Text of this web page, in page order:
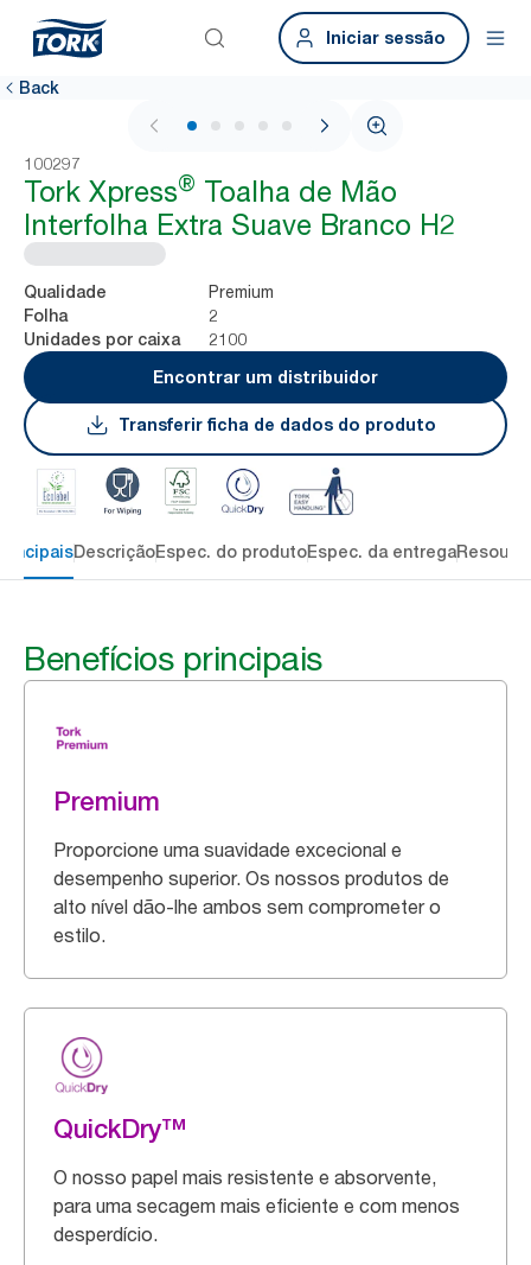
Iniciar sessão
Back
1 / 7
100297
Tork Xpress® Toalha de Mão
Interfolha Extra Suave Branco H2
Qualidade Premium
Folha 2
Unidades por caixa
2100
Encontrar um distribuidor
Transferir ficha de dados do produto
DescriçãoEspec. do produtoEspec. da entrega
Benefícios principais
Premium
Proporcione uma suavidade excecional e
desempenho superior. Os nossos produtos de
alto nível dão-lhe ambos sem comprometer o
estilo.
QuickDry™
O nosso papel mais resistente e absorvente,
para uma secagem mais eficiente e com menos
desperdício.